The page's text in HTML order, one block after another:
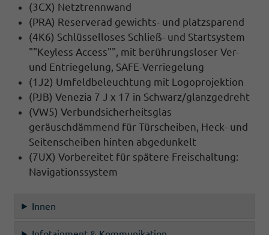
(3CX) Netztrennwand
(PRA) Reserverad gewichts- und platzsparend
(4K6) Schlüsselloses Schließ- und Startsystem
""Keyless Access"", mit berührungsloser Ver-
und Entriegelung, SAFE-Verriegelung
(1J2) Umfeldbeleuchtung mit Logoprojektion
(PJB) Venezia 7 J x 17 in Schwarz/glanzgedreht
(VW5) Verbundsicherheitsglas
geräuschdämmend für Türscheiben, Heck- und
Seitenscheiben hinten abgedunkelt
(7UX) Vorbereitet für spätere Freischaltung:
Navigationssystem
Innen